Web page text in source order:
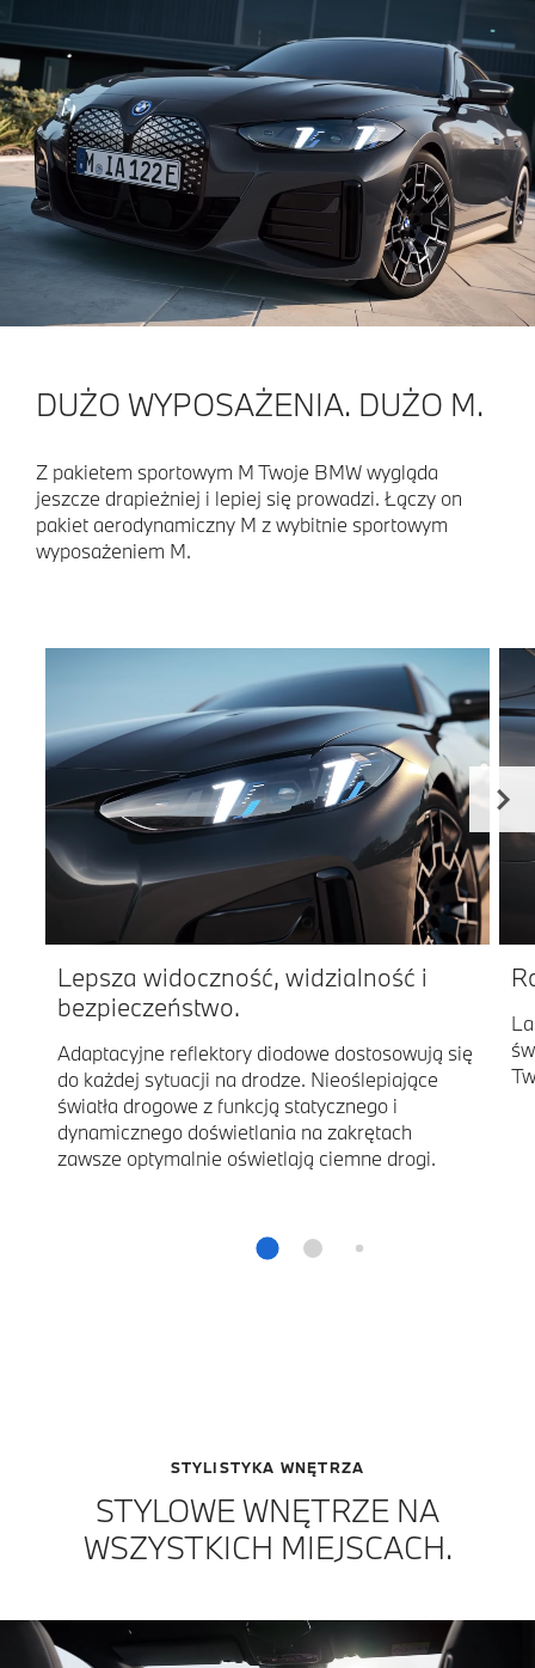
DUŻO WYPOSAŻENIA. DUŻO M.
Z pakietem sportowym M Twoje BMW wygląda
jeszcze drapieżniej i lepiej się prowadzi. Łączy on
pakiet aerodynamiczny M z wybitnie sportowym
wyposażeniem M.
Lepsza widoczność, widzialność i
bezpieczeństwo.
Adaptacyjne reflektory diodowe dostosowują się
do każdej sytuacji na drodze. Nieoślepiające
światła drogowe z funkcją statycznego i
dynamicznego doświetlania na zakrętach
zawsze optymalnie oświetlają ciemne drogi.
STYLISTYKA WNĘTRZA
STYLOWE WNĘTRZE NA
WSZYSTKICH MIEJSCACH.